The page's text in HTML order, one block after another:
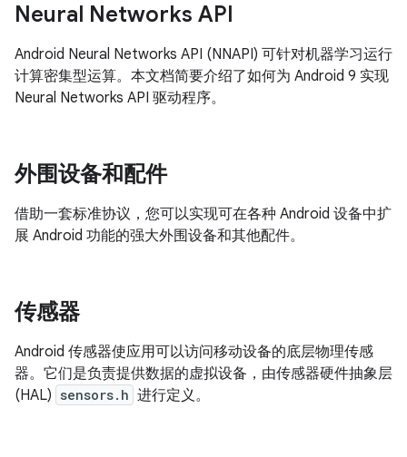
Neural Networks API
Android Neural Networks API (NNAPI) 可针对机器学习运行
计算密集型运算。本文档简要介绍了如何为 Android 9 实现
Neural Networks API 驱动程序。
外围设备和配件
借助一套标准协议，您可以实现可在各种 Android 设备中扩
展 Android 功能的强大外围设备和其他配件。
传感器
Android 传感器使应用可以访问移动设备的底层物理传感
器。它们是负责提供数据的虚拟设备，由传感器硬件抽象层
(HAL) sensors.h 进行定义。